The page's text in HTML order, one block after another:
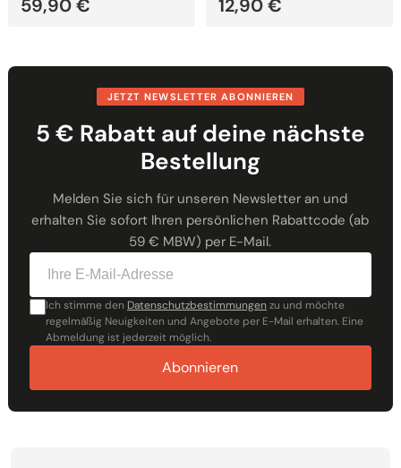
59,90€ 12,90€
JETZT NEWSLETTER ABONNIEREN
5 € Rabatt auf deine nächste
Bestellung
Melden Sie sich für unseren Newsletter an und
erhalten Sie sofort Ihren persönlichen Rabattcode (ab
59 € MBW) per E-Mail.
Ich stimme den Datenschutzbestimmungenzu und möchte
regelmäßig Neuigkeiten und Angebote per E-Mail erhalten. Eine
Abmeldung ist jederzeit möglich.
Abonnieren